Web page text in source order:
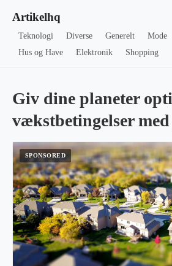
Artikelhq
Teknologi Diverse Generelt Mode
Hus og Have
Elektronik Shopping
Giv dine planeter
vækstbetingelser